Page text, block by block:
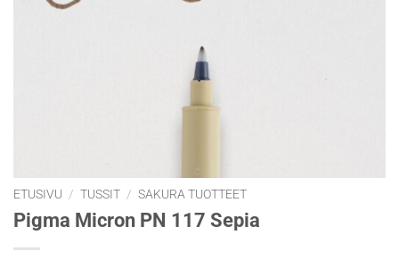
ETUSIVU / TUSSIT / SAKURA TUOTTEET
Pigma Micron PN 117 Sepia